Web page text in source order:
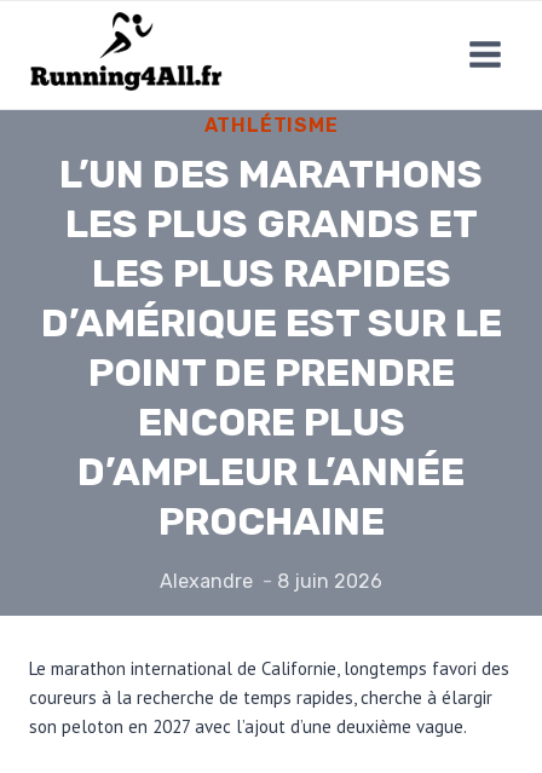
contenu
ATHLÉTISME
L’UN DES MARATHONS
LES PLUS GRANDS ET
LES PLUS RAPIDES
D’AMÉRIQUE EST SUR LE
POINT DE PRENDRE
ENCORE PLUS
D’AMPLEUR L’ANNÉE
PROCHAINE
Alexandre 8 juin 2026
Le marathon international de Californie, longtemps favori des
coureurs à la recherche de temps rapides, cherche à élargir
son peloton en 2027 avec l’ajout d’une deuxième vague.